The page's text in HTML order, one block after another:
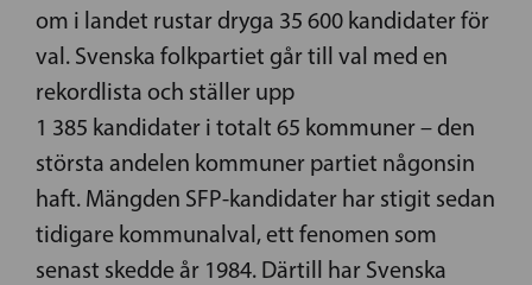
om i landet rustar dryga 35 600 kandidater för
val. Svenska folkpartiet går till val med en
rekordlista och ställer upp
1 385 kandidater i totalt 65 kommuner – den
största andelen kommuner partiet någonsin
haft. Mängden SFP-kandidater har stigit sedan
tidigare kommunalval, ett fenomen som
senast skedde år 1984. Därtill har Svenska